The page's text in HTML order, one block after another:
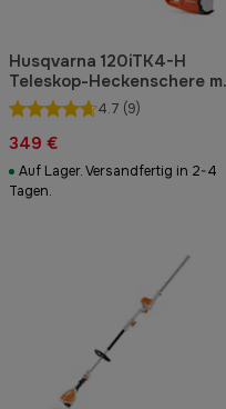
Husqvarna 120iTK4-H
Teleskop-Heckenschere
Akku
4.7 (9)
349 €
Auf Lager. Versandfertig in 2-4
Tagen.